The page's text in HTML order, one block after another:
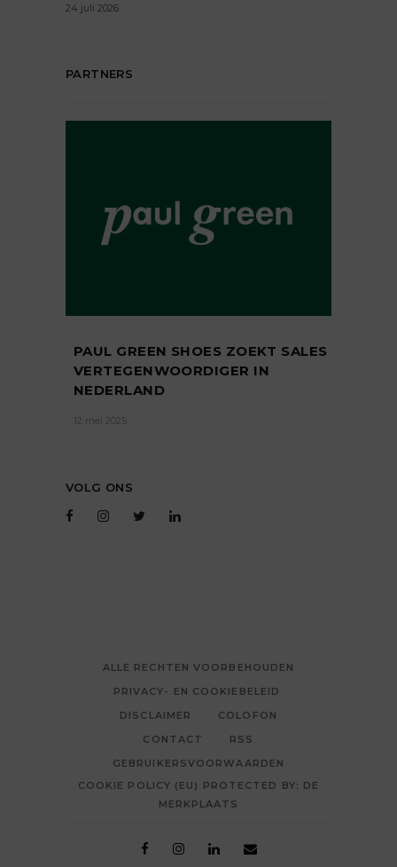
24 juli 2026
PARTNERS
PAUL GREEN SHOES ZOEKT SALES
VERTEGENWOORDIGER IN
NEDERLAND
12 mei 2025
VOLG ONS
ALLE RECHTEN VOORBEHOUDEN
PRIVACY- EN COOKIEBELEID
DISCLAIMER
COLOFON
CONTACT
RSS
GEBRUIKERSVOORWAARDEN
COOKIE POLICY (EU) PROTECTED BY: DE
MERKPLAATS